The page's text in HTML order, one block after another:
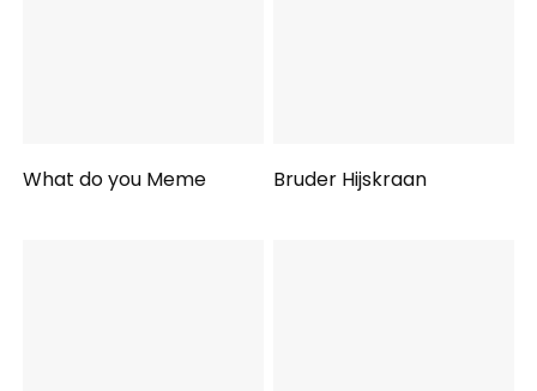
What do you Meme Bruder Hijskraan